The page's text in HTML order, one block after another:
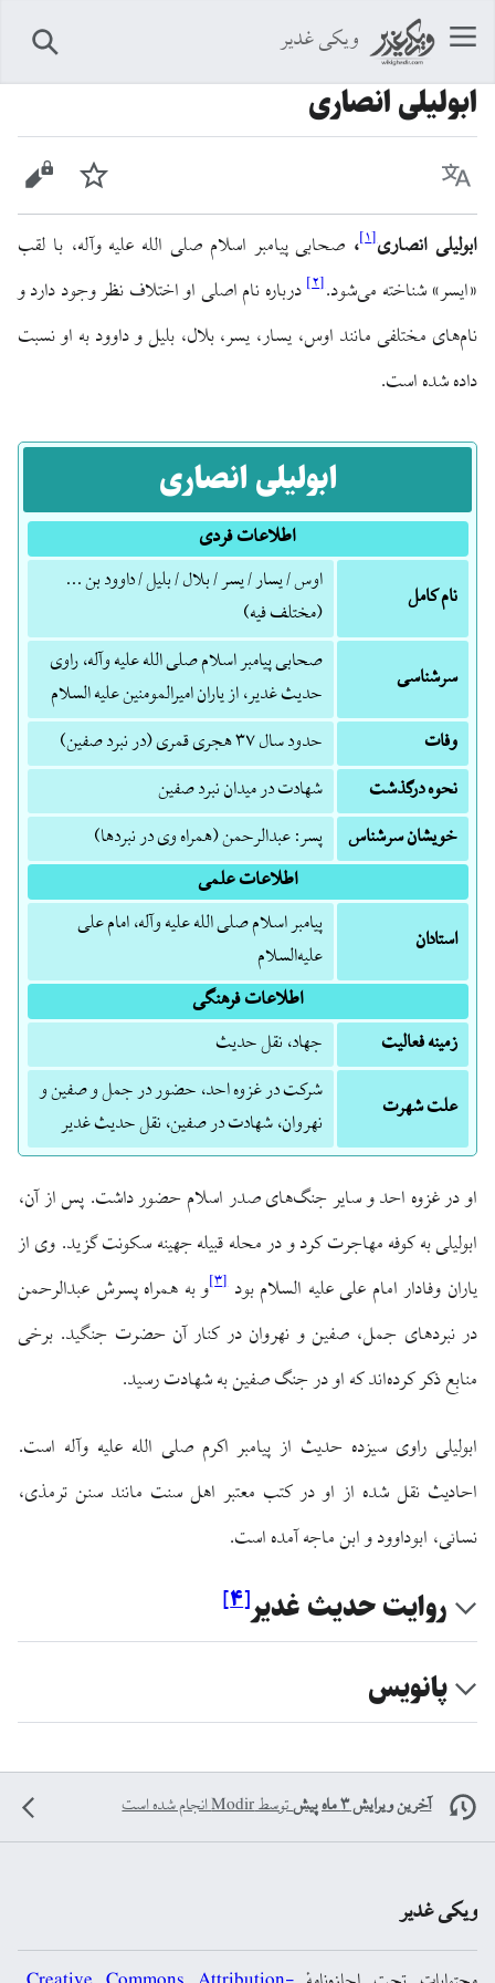
ویکی غدیر
ابولیلی انصاری
زبان پیگیری
ابولیلی انصاری[۱]، صحابی پیامبر اسلام صلی الله علیه وآله، با لقب
«ایسر» شناخته می‌شود.[۲] درباره نام اصلی او اختلاف نظر وجود دارد و
نام‌های مختلفی مانند اوس، یسار، یسر، بلال، بلیل و داوود به او نسبت
داده شده است.
ابولیلی انصاری
اطلاعات فردی
نام کامل
اوس / یسار / یسر / بلال / بلیل / داوود بن ...
(مختلف فیه)
سرشناسی
صحابی پیامبر اسلام صلی الله علیه وآله، راوی
حدیث غدیر، از یاران امیرالمومنین علیه السلام
وفات
حدود سال ۳۷ هجری قمری (در نبرد صفین)
نحوه درگذشت
شهادت در میدان نبرد صفین
خویشان سرشناس
پسر: عبدالرحمن (همراه وی در نبردها)
اطلاعات علمی
استادان
پیامبر اسلام صلی الله علیه وآله، امام علی
علیه‌السلام
اطلاعات فرهنگی
زمینه فعالیت
جهاد، نقل حدیث
علت شهرت
شرکت در غزوه احد، حضور در جمل و صفین و
نهروان، شهادت در صفین، نقل حدیث غدیر
او در غزوه احد و سایر جنگ‌های صدر اسلام حضور داشت. پس از آن،
ابولیلی به کوفه مهاجرت کرد و در محله قبیله جهینه سکونت گزید. وی از
یاران وفادار امام علی علیه السلام بود[۳]و به همراه پسرش عبدالرحمن
در نبردهای جمل، صفین و نهروان در کنار آن حضرت جنگید. برخی
منابع ذکر کرده‌اند که او در جنگ صفین به شهادت رسید.
ابولیلی راوی سیزده حدیث از پیامبر اکرم صلی الله علیه وآله است.
احادیث نقل شده از او در کتب معتبر اهل سنت مانند سنن ترمذی،
نسائی، ابوداوود و ابن ماجه آمده است.
روايت حديث غدير[۴]
پانویس
آخرین ویرایش ۳ ماه پیش توسطModirانجام شده است
ویکی غدیر